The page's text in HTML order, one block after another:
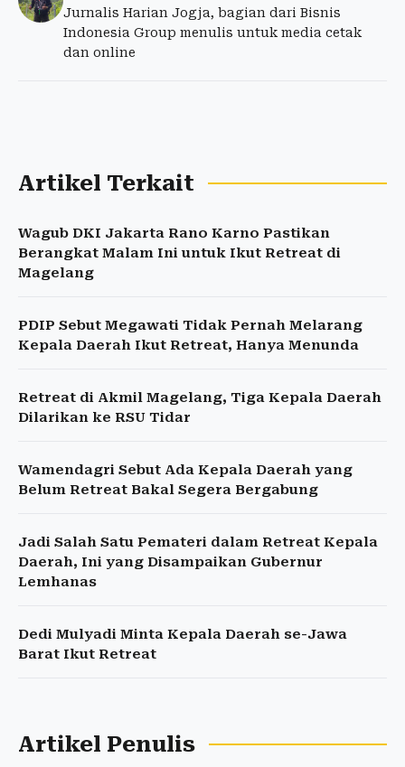
Jurnalis Harian Jogja, bagian dari Bisnis
Indonesia Group menulis untuk media cetak
dan online
Artikel Terkait
Wagub DKI Jakarta Rano Karno Pastikan
Berangkat Malam Ini untuk Ikut Retreat di
Magelang
PDIP Sebut Megawati Tidak Pernah Melarang
Kepala Daerah Ikut Retreat, Hanya Menunda
Retreat di Akmil Magelang, Tiga Kepala Daerah
Dilarikan ke RSU Tidar
Wamendagri Sebut Ada Kepala Daerah yang
Belum Retreat Bakal Segera Bergabung
Jadi Salah Satu Pemateri dalam Retreat Kepala
Daerah, Ini yang Disampaikan Gubernur
Lemhanas
Dedi Mulyadi Minta Kepala Daerah se-Jawa
Barat Ikut Retreat
Artikel Penulis